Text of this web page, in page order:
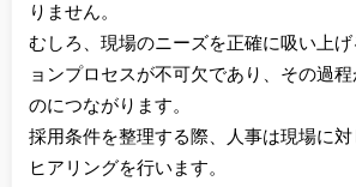
りません。
むしろ、現場のニーズを正確に吸い上
ョンプロセスが不可欠であり、その過
のにつながります。
採用条件を整理する際、人事は現場に
ヒアリングを行います。